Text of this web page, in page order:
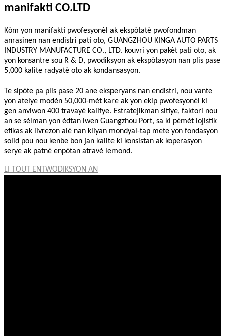
manifakti CO.LTD
Kòm yon manifakti pwofesyonèl ak ekspòtatè pwofondman
anrasinen nan endistri pati oto, GUANGZHOU KINGA AUTO PARTS
INDUSTRY MANUFACTURE CO., LTD. kouvri yon pakèt pati oto, ak
yon konsantre sou R & D, pwodiksyon ak ekspòtasyon nan plis pase
5,000 kalite radyatè oto ak kondansasyon.
Te sipòte pa plis pase 20 ane eksperyans nan endistri, nou vante
yon atelye modèn 50,000-mèt kare ak yon ekip pwofesyonèl ki
gen anviwon 400 travayè kalifye. Estratejikman sitiye, faktori nou
an se sèlman yon èdtan lwen Guangzhou Port, sa ki pèmèt lojistik
efikas ak livrezon alè nan kliyan mondyal-tap mete yon fondasyon
solid pou nou kenbe bon jan kalite ki konsistan ak koperasyon
serye ak patnè enpòtan atravè lemond.
LI TOUT ENTWODIKSYON AN